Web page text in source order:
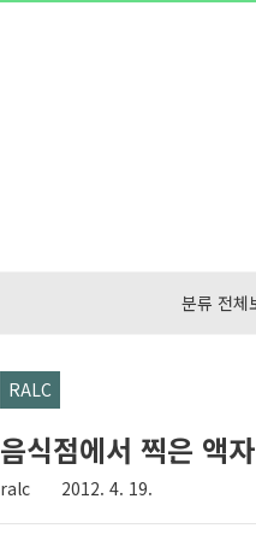
분류 전체
RALC
음식점에서 찍은 액
ralc 2012. 4. 19.